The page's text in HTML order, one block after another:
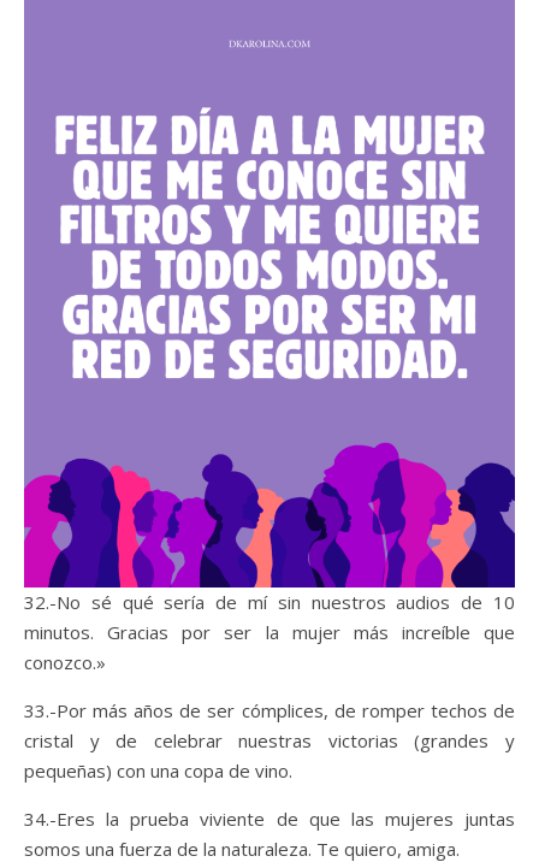
32.-No sé qué sería de mí sin nuestros audios de 10
minutos. Gracias por ser la mujer más increíble que
conozco.»
33.-Por más años de ser cómplices, de romper techos de
cristal y de celebrar nuestras victorias (grandes y
pequeñas) con una copa de vino.
34.-Eres la prueba viviente de que las mujeres juntas
somos una fuerza de la naturaleza. Te quiero, amiga.